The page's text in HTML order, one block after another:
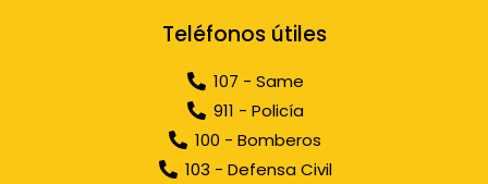
Teléfonos útiles
107 - Same
911 - Policía
100 - Bomberos
103 - Defensa Civil